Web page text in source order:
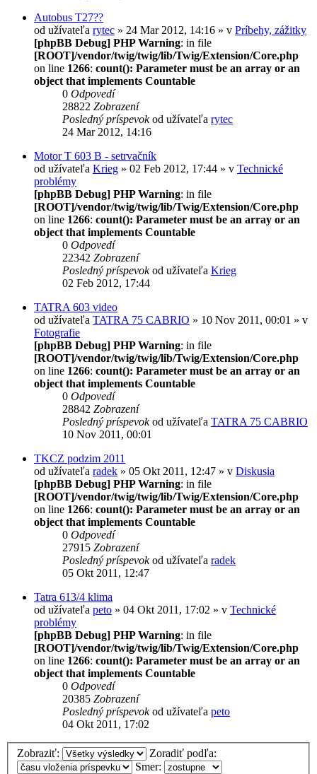
Autobus T27??
od užívateľa rytec » 24 Mar 2012, 14:16 » v Príbehy, zážitky
[phpBB Debug] PHP Warning: in file
[ROOT]/vendor/twig/twig/lib/Twig/Extension/Core.php
on line 1266: count(): Parameter must be an array or an
object that implements Countable
0 Odpovedí
28822 Zobrazení
Posledný príspevokod užívateľa rytec
24 Mar 2012, 14:16
Motor T 603 B - setrvačník
od užívateľa Krieg » 02 Feb 2012, 17:44 » v Technické
problémy
[phpBB Debug] PHP Warning: in file
[ROOT]/vendor/twig/twig/lib/Twig/Extension/Core.php
on line 1266: count(): Parameter must be an array or an
object that implements Countable
0 Odpovedí
22342 Zobrazení
Posledný príspevokod užívateľa Krieg
02 Feb 2012, 17:44
TATRA 603 video
od užívateľa TATRA 75 CABRIO » 10 Nov 2011, 00:01 » v
Fotografie
[phpBB Debug] PHP Warning: in file
[ROOT]/vendor/twig/twig/lib/Twig/Extension/Core.php
on line 1266: count(): Parameter must be an array or an
object that implements Countable
0 Odpovedí
28842 Zobrazení
Posledný príspevokod užívateľa TATRA 75 CABRIO
10 Nov 2011, 00:01
TKCZ podzim 2011
od užívateľa radek » 05 Okt 2011, 12:47 » v Diskusia
[phpBB Debug] PHP Warning: in file
[ROOT]/vendor/twig/twig/lib/Twig/Extension/Core.php
on line 1266: count(): Parameter must be an array or an
object that implements Countable
0 Odpovedí
27915 Zobrazení
Posledný príspevokod užívateľa radek
05 Okt 2011, 12:47
Tatra 613/4 klima
od užívateľa peto » 04 Okt 2011, 17:02 » v Technické
problémy
[phpBB Debug] PHP Warning: in file
[ROOT]/vendor/twig/twig/lib/Twig/Extension/Core.php
on line 1266: count(): Parameter must be an array or an
object that implements Countable
0 Odpovedí
20385 Zobrazení
Posledný príspevokod užívateľa peto
04 Okt 2011, 17:02
Zobraziť:
Zoradiť podľa:
Smer: